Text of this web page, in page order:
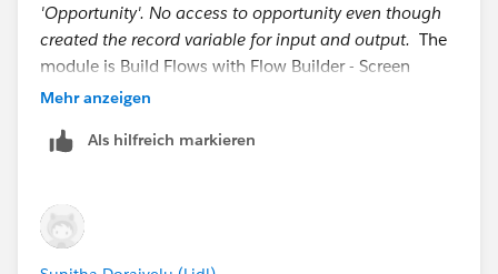
'Opportunity'. No access to opportunity even though
created the record variable for input and output. The
module is Build Flows with Flow Builder - Screen
Flows - Add More options to Your Screens
https://trailhead.salesforce.com/content/learn/modul
##Trailhead Challenges
Mehr anzeigen
Als hilfreich markieren